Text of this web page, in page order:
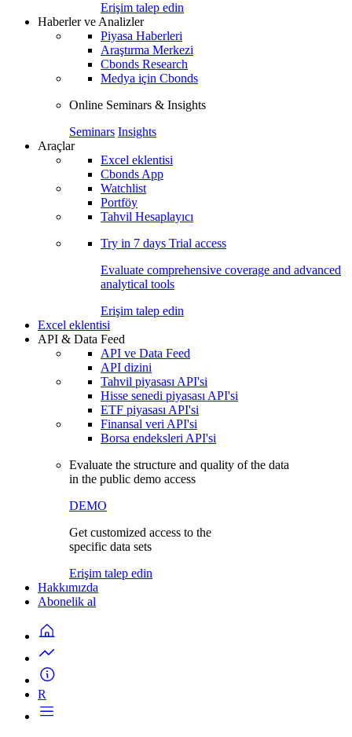
Erişim talep edin
Haberler ve Analizler
Piyasa Haberleri
Araştırma Merkezi
Cbonds Research
Medya için Cbonds
Online Seminars & Insights
Seminars Insights
Araçlar
Excel eklentisi
Cbonds App
Watchlist
Portföy
Tahvil Hesaplayıcı
Try in 7 days Trial access
Evaluate comprehensive coverage and advanced
analytical tools
Erişim talep edin
Excel eklentisi
API & Data Feed
API ve Data Feed
API dizini
Tahvil piyasası API'si
Hisse senedi piyasası API'si
ETF piyasası API'si
Finansal veri API'si
Borsa endeksleri API'si
Evaluate the structure and quality of the data
in the public demo access
DEMO
Get customized access to the
specific data sets
Erişim talep edin
Hakkımızda
Abonelik al
R